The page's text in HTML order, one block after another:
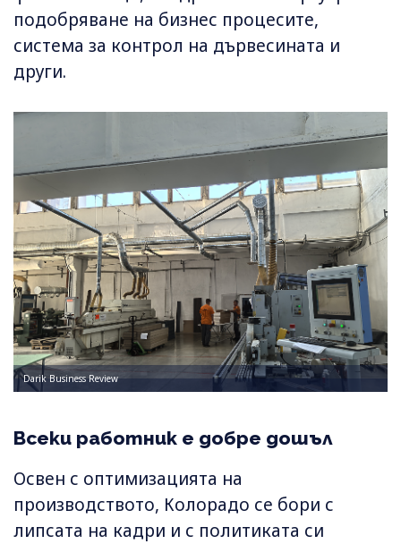
подобряване на бизнес процесите,
система за контрол на дървесината и
други.
Darik Business Review
Всеки работник е добре дошъл
Освен с оптимизацията на
производството, Колорадо се бори с
липсата на кадри и с политиката си